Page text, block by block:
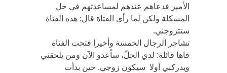
الأمير فدعاهم عندهم لمساعدتهم في حل
المشكلة ولكن لما رأى الفتاة قال: هذه الفتاة
ستتزوجني.
تشاجر الرجال الخمسة وأخيرا فتحت الفتاة
فاها قائلة: لدي الحلّ، سأعدو الآن ومن يلحقني
ويدركني أولا سيكون زوجي. حين بدأت